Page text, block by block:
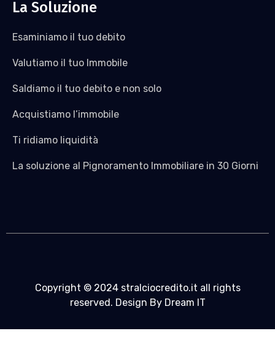
La Soluzione
Esaminiamo il tuo debito
Valutiamo il tuo Immobile
Saldiamo il tuo debito e non solo
Acquistiamo l’immobile
Ti ridiamo liquidità
La soluzione al Pignoramento Immobiliare in 30 Giorni
Copyright © 2024 stralciocredito.it all rights
reserved. Design By Dream IT